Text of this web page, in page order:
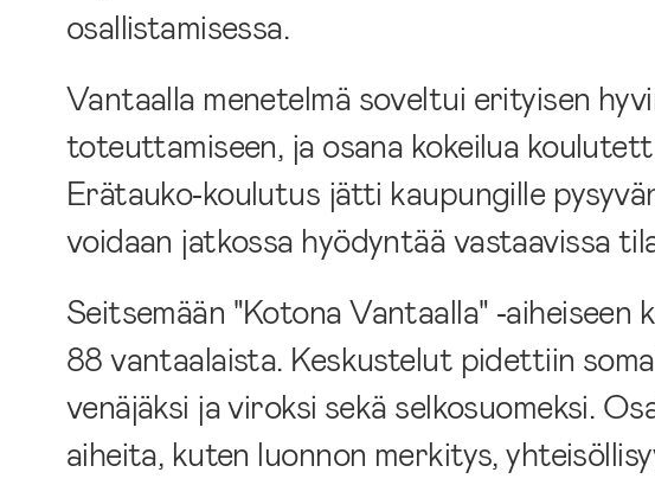
osallistamisessa.
Vantaalla menetelmä soveltui erityisen
toteuttamiseen, ja osana kokeilua
Erätauko‑koulutus jätti kaupungille
voidaan jatkossa hyödyntää vastaavissa
Seitsemään "Kotona Vantaalla"
88 vantaalaista. Keskustelut pidettiin
venäjäksi ja viroksi sekä selkosuomeksi.
aiheita, kuten luonnon merkitys,